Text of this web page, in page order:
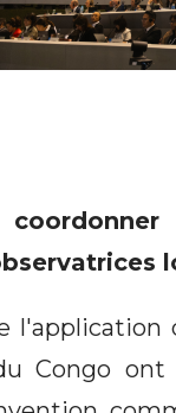
l'application
Congo